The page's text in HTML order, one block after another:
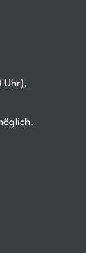
Uhr),